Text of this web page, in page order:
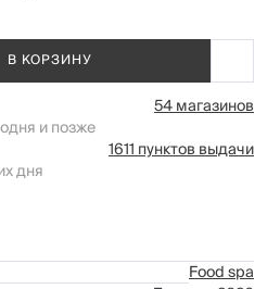
В КОРЗИНУ
54 магазинов
и позже
1611 пунктов выдачи
дня
Food spa